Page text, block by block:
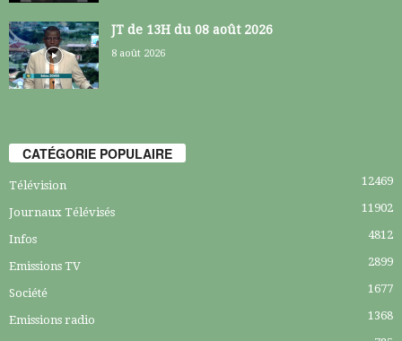
JT de 13H du 08 août 2026
8 août 2026
CATÉGORIE POPULAIRE
Télévision 12469
Journaux Télévisés 11902
Infos 4812
Emissions TV 2899
Société 1677
Emissions radio 1368